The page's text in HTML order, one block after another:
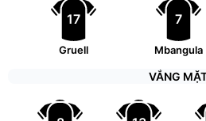
17
Gruell
7
Mbangula
VẮNG